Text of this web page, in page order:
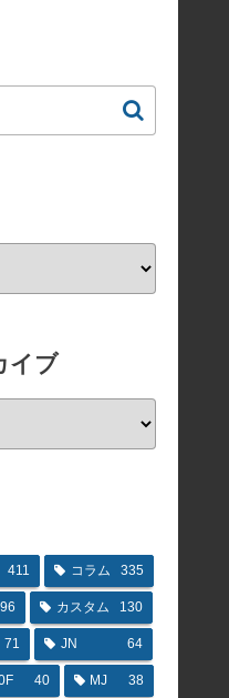
イブ
411 コラム 335
カスタム 130
71 JN 64
40 MJ 38